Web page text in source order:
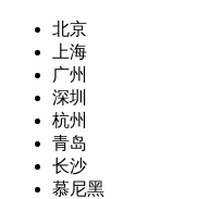
北京
上海
广州
深圳
杭州
青岛
长沙
慕尼黑